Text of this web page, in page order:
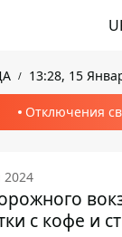
13:28, 15
Отключения
2024
с кофе и